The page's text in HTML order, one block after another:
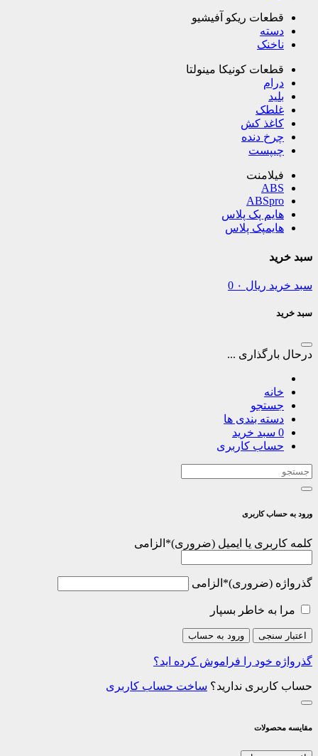
قطعات ریکو آفیشیو
دسته
ناخنک
قطعات کونیکا مینولتا
درام
بلید
غلطک
کاغذ کش
چرخ دنده
چیپست
فیلامنت
ABS
ABSpro
هایم پک پلاس
هایمپک پلاس
سبد خرید
سبد خرید ریال 0
سبد خرید
درحال بارگذاری ...
خانه
جستجو
دسته بندی ها
0 سبد خرید
حساب کاربری
ورود به حساب کاربری
کلمه کاربری یا ایمیل * الزامی
گذرواژه * الزامی
مرا به خاطر بسپار
اعتبار سنجی ورود به حساب
گذرواژه خود را فراموش کرده اید؟
حساب کاربری ندارید؟ ساخت حساب کاربری
مقایسه محصولات